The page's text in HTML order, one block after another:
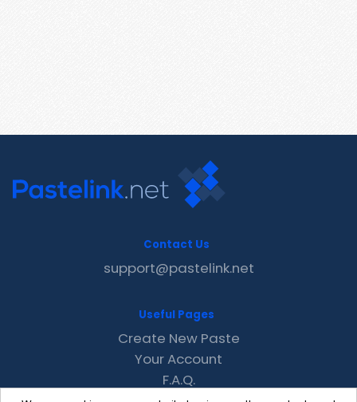
Contact Us
support@pastelink.net
Useful Pages
Create New Paste
Your Account
F.A.Q.